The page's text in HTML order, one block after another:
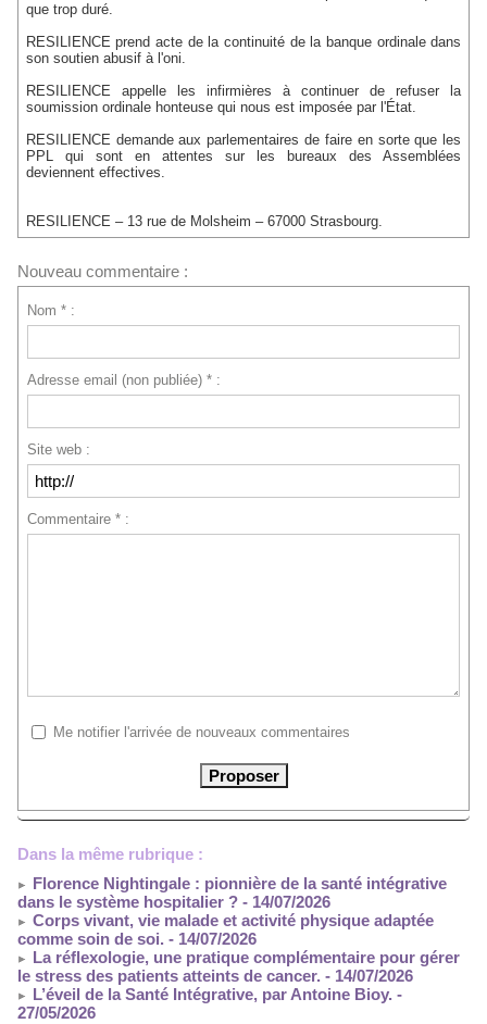
que trop duré.
RESILIENCE prend acte de la continuité de la banque ordinale dans
son soutien abusif à l'oni.
RESILIENCE appelle les infirmières à continuer de refuser la
soumission ordinale honteuse qui nous est imposée par l'État.
RESILIENCE demande aux parlementaires de faire en sorte que les
PPL qui sont en attentes sur les bureaux des Assemblées
deviennent effectives.
RESILIENCE – 13 rue de Molsheim – 67000 Strasbourg.
Nouveau commentaire :
Nom * :
Adresse email (non publiée) * :
Site web :
Commentaire * :
Me notifier l'arrivée de nouveaux commentaires
Dans la même rubrique :
Florence Nightingale : pionnière de la santé intégrative
dans le système hospitalier ? - 14/07/2026
Corps vivant, vie malade et activité physique adaptée
comme soin de soi. - 14/07/2026
La réflexologie, une pratique complémentaire pour gérer
le stress des patients atteints de cancer. - 14/07/2026
L’éveil de la Santé Intégrative, par Antoine Bioy. -
27/05/2026